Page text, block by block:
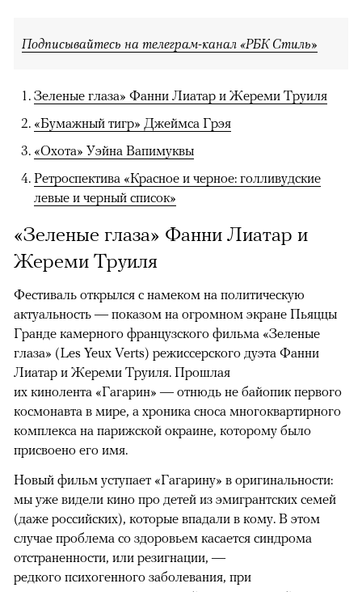
Подписывайтесь на телеграм-канал «РБК Стиль»
Зеленые глаза» Фанни Лиатар и Жереми Труиля
«Бумажный тигр» Джеймса Грэя
«Охота» Уэйна Вапимуквы
Ретроспектива «Красное и черное: голливудские
левые и черный список»
«Зеленые глаза» Фанни Лиатар и
Жереми Труиля
Фестиваль открылся с намеком на политическую
актуальность — показом на огромном экране Пьяццы
Гранде камерного французского фильма «Зеленые
глаза» (Les Yeux Verts) режиссерского дуэта Фанни
Лиатар и Жереми Труиля. Прошлая
их кинолента «Гагарин» — отнюдь не байопик первого
космонавта в мире, а хроника сноса многоквартирного
комплекса на парижской окраине, которому было
присвоено его имя.
Новый фильм уступает «Гагарину» в оригинальности:
мы уже видели кино про детей из эмигрантских семей
(даже российских), которые впадали в кому. В этом
случае проблема со здоровьем касается синдрома
отстраненности, или резигнации, —
редкого психогенного заболевания, при